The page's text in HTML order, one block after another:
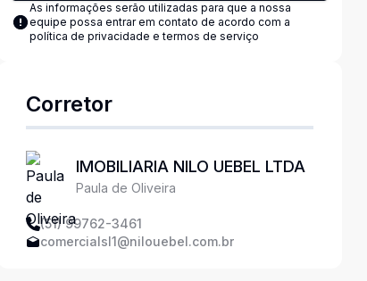
As informações serão utilizadas para que a nossa
equipe possa entrar em contato de acordo com a
política de privacidade e termos de serviço
Corretor
IMOBILIARIA NILO UEBEL LTDA
Paula de Oliveira
(51) 99762-3461
comercialsl1@nilouebel.com.br